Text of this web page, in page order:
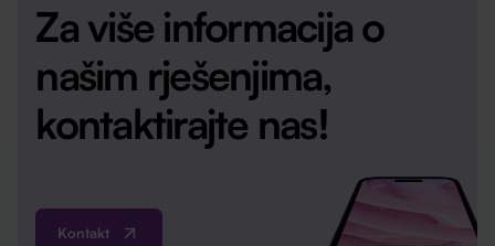
Za više informacija o
našim rješenjima,
kontaktirajte nas!
Kontakt